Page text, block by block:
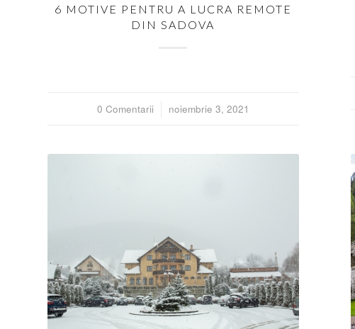
6 MOTIVE PENTRU A LUCRA REMOTE
DIN SADOVA
0 Comentarii
/ noiembrie 3, 2021